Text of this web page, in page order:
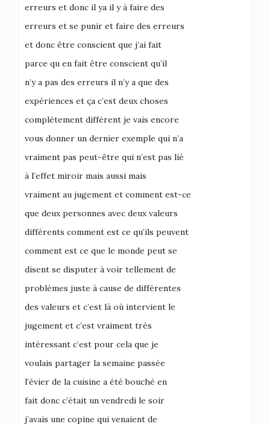
erreurs et donc il ya il y à faire des
erreurs et se punir et faire des erreurs
et donc être conscient que j’ai fait
parce qu en fait être conscient qu’il
n’y a pas des erreurs il n’y a que des
expériences et ça c’est deux choses
complètement différent je vais encore
vous donner un dernier exemple qui n’a
vraiment pas peut-être qui n’est pas lié
à l’effet miroir mais aussi mais
vraiment au jugement et comment est-ce
que deux personnes avec deux valeurs
différents comment est ce qu’ils peuvent
comment est ce que le monde peut se
disent se disputer à voir tellement de
problèmes juste à cause de différentes
des valeurs et c’est là où intervient le
jugement et c’est vraiment très
intéressant c’est pour cela que je
voulais partager la semaine passée
l’évier de la cuisine a été bouché en
fait donc c’était un vendredi le soir
j’avais une copine qui venaient de